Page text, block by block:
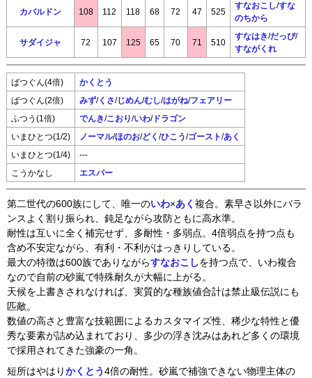
カバルドン 108 112 118 68 72 47 525
すなおこし/すな
のちから
サダイジャ 72 107 125 65 70 71 510
すなはき/だっぴ/
すながくれ
ばつぐん(4倍) かくとう
ばつぐん(2倍) みず/くさ/じめん/むし/はがね/フェアリー
ふつう(1倍) でんき/こおり/いわ/ドラゴン
いまひとつ(1/2) ノーマル/ほのお/どく /ひこう/ゴースト/あく
いまひとつ(1/4) ---
こうかなし エスパー
第二世代の600族にして、唯一のいわ×あく複合。素早さ以外にバラ
ンスよく割り振られ、鈍足ながら攻防ともに高水準。
耐性は互いに全く補完せず、多耐性・多弱点。4倍弱点を持つ点も
含め不安定ながら、有利・不利がはっきりしている。
最大の特徴は600族でありながらすなおこしを持つ点で、いわ複合
なので自前の砂嵐で特殊耐久が大幅に上がる。
天候を上書きされなければ、実質的な種族値合計は禁止級伝説にも
匹敵。
数値の高さと豊富な技範囲によるカスタマイズ性、稀少な特性と優
秀な要素が詰め込まれており、多少の浮き沈みはあれど多くの環境
で採用されてきた強豪の一角。
短所はやはりかくとう4倍の耐性。砂嵐で補強できない物理主体の